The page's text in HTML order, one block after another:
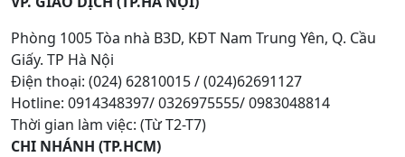
Phòng 1005 Tòa nhà B3D, KĐT Nam Trung Yên, Q. Cầu
Giấy. TP Hà Nội
Điện thoại: (024) 62810015 / (024)62691127
Hotline: 0914348397/ 0326975555/ 0983048814
Thời gian làm việc: (Từ T2-T7)
CHI NHÁNH (TP.HCM)